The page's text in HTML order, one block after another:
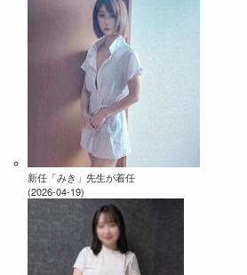
新任「みき」先生が着任
(2026-04-19)